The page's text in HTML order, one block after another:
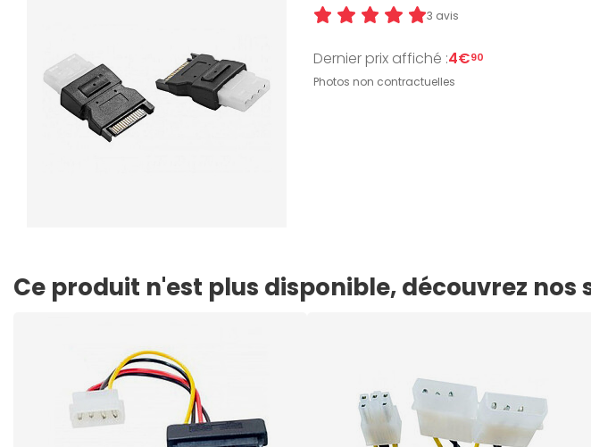
3 avis
Dernier prix affiché :4€90
Photos non contractuelles
Ce produit n'est plus disponible, découvrez nos